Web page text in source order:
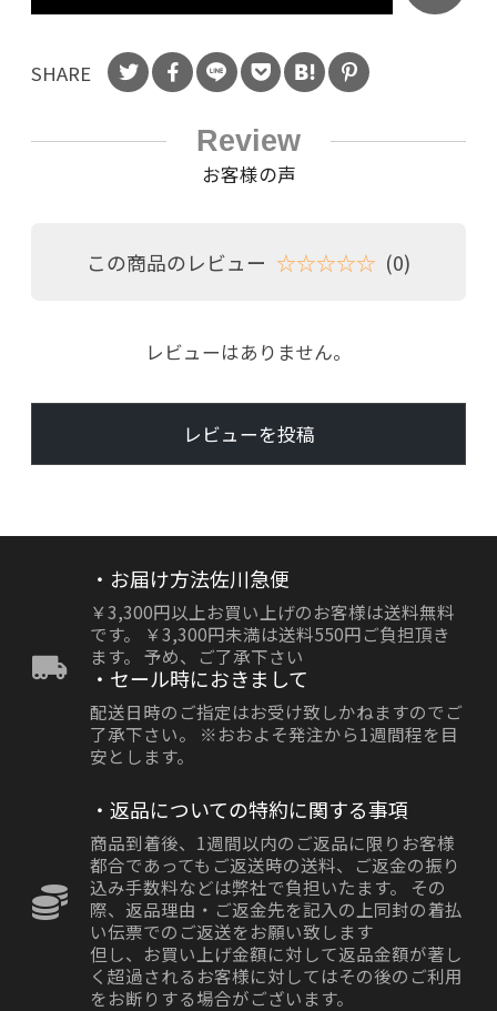
SHARE
Review
お客様の声
この商品のレビュー ☆☆☆☆☆ (0)
レビューはありません。
レビューを投稿
・お届け方法佐川急便
￥3,300円以上お買い上げのお客様は送料無料
です。 ￥3,300円未満は送料550円ご負担頂き
ます。 予め、ご了承下さい
・セール時におきまして
配送日時のご指定はお受け致しかねますのでご
了承下さい。 ※おおよそ発注から1週間程を目
安とします。
・返品についての特約に関する事項
商品到着後、1週間以内のご返品に限りお客様
都合であってもご返送時の送料、ご返金の振り
込み手数料などは弊社で負担いたます。 その
際、返品理由・ご返金先を記入の上同封の着払
い伝票でのご返送をお願い致します
但し、お買い上げ金額に対して返品金額が著し
く超過されるお客様に対してはその後のご利用
をお断りする場合がございます。